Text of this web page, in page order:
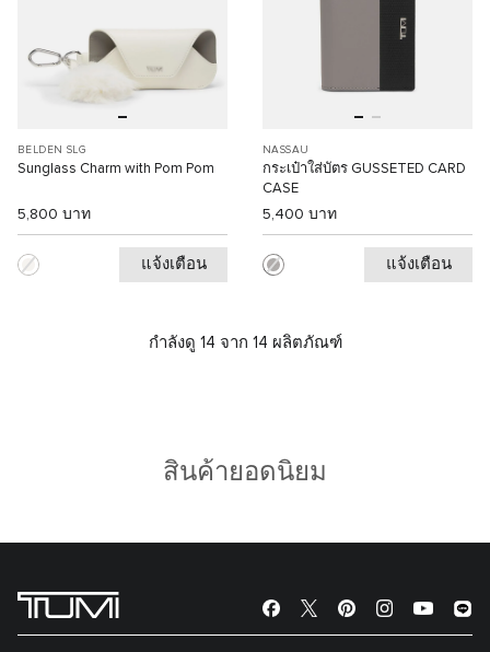
BELDEN SLG
Sunglass Charm with Pom Pom
5,800 บาท
แจ้งเตือน
NASSAU
กระเป๋าใส่บัตร GUSSETED CARD
CASE
5,400 บาท
แจ้งเตือน
กำลังดู 14 จาก 14 ผลิตภัณฑ์
สินค้ายอดนิยม